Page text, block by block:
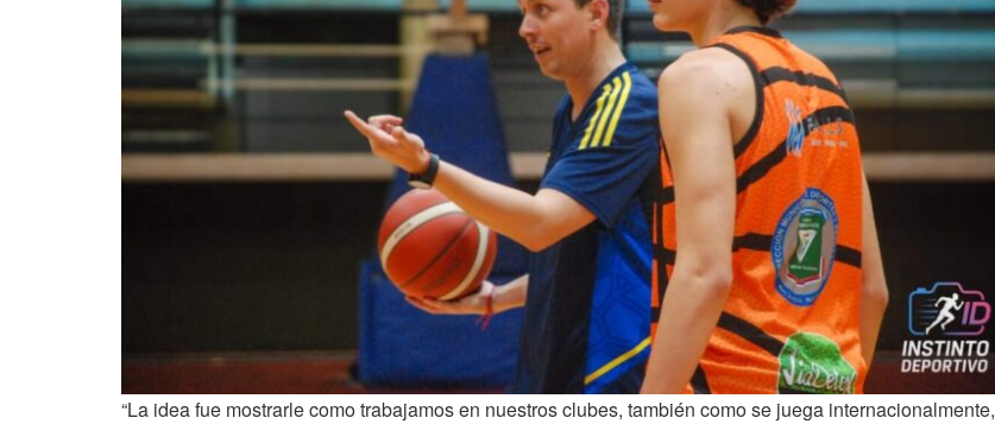
“La idea fue mostrarle como trabajamos en nuestros clubes, también como se juega internacionalmente,